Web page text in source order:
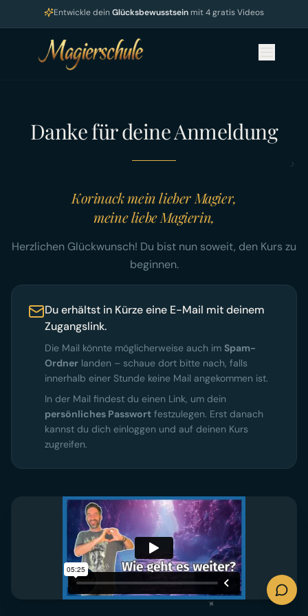
Entwickle dein Glücksbewusstseinmit 4 gratis Videos
✦
☽
Danke für deine Anmeldung
Korinack mein lieber Magier,
meine liebe Magierin,
Herzlichen Glückwunsch! Du bist nun soweit, den Kurs zu
beginnen.
Du erhältst in Kürze eine E-Mail mit deinem
Zugangslink.
Die Mail könnte möglicherweise auch im Spam-
Ordner landen – schaue dort bitte nach, falls
innerhalb einer Stunde keine Mail angekommen ist.
In der Mail findest du einen Link, um dein
persönliches Passwort festzulegen. Erst danach
kannst du dich einloggen und auf deinen Kurs
zugreifen.